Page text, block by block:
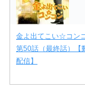
金よ出てこい☆コン
第50話（最終話）【
配信】